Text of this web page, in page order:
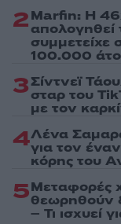
2Marfin: Η
απολογηθεί
συμμετείχε
100.000
3Σίντνεϊ
σταρ του
με τον
4Λένα
για τον
κόρης του
5Μεταφορές
θεωρηθούν
– Τι ισχυεί